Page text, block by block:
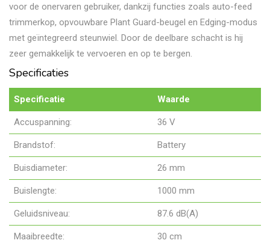
voor de onervaren gebruiker, dankzij functies zoals auto-feed
trimmerkop, opvouwbare Plant Guard-beugel en Edging-modus
met geïntegreerd steunwiel. Door de deelbare schacht is hij
zeer gemakkelijk te vervoeren en op te bergen.
Specificaties
Specificatie Waarde
Accuspanning: 36 V
Brandstof: Battery
Buisdiameter: 26 mm
Buislengte: 1000 mm
Geluidsniveau: 87.6 dB(A)
Maaibreedte: 30 cm